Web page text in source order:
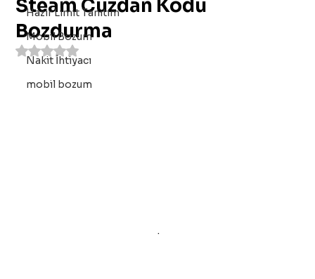
Hazır Limit Tanıtım
Mobil Bozum
Nakit İhtiyacı
mobil bozum
Steam Cüzdan Kodu
Bozdurma
5 üzerinden NaN yıldız
.